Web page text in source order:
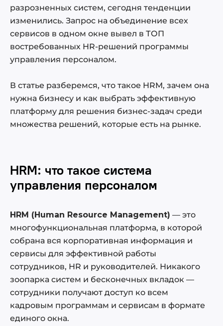
функций
Что должна «уметь» идеальная HRM-
система?
Системы управления персоналом: рейтинг
2026
5 простых правил, как выбрать HRM
Как выбрать HRM и не ошибиться
разрозненных систем, сегодня тенденции
изменились. Запрос на объединение всех
сервисов в одном окне вывел в ТОП
востребованных HR-решений программы
управления персоналом.
В статье разберемся, что такое HRM, зачем она
нужна бизнесу и как выбрать эффективную
платформу для решения бизнес-задач среди
множества решений, которые есть на рынке.
HRM: что такое система
управления персоналом
HRM (Human Resource Management) — это
многофункциональная платформа, в которой
собрана вся корпоративная информация и
сервисы для эффективной работы
сотрудников, HR и руководителей. Никакого
зоопарка систем и бесконечных вкладок —
сотрудники получают доступ ко всем
кадровым программам и сервисам в формате
единого окна.